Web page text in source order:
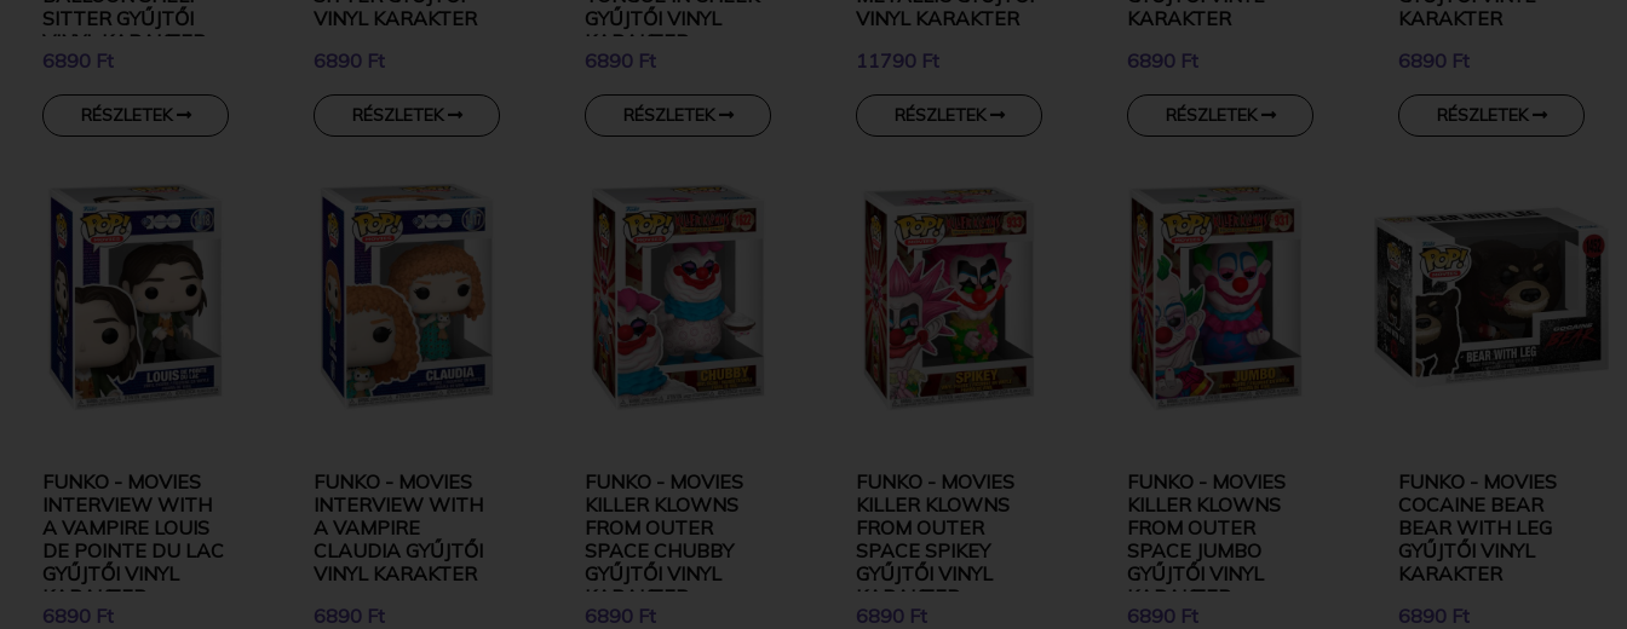
SITTER GYŰJTŐI
VINYL KARAKTER
6890 Ft
RÉSZLETEK
VINYL KARAKTER
6890 Ft
RÉSZLETEK
GYŰJTŐI VINYL
KARAKTER
6890 Ft
RÉSZLETEK
VINYL KARAKTER
11790 Ft
RÉSZLETEK
KARAKTER
6890 Ft
RÉSZLETEK
KARAKTER
6890 Ft
RÉSZLETEK
FUNKO - MOVIES
INTERVIEW WITH
A VAMPIRE LOUIS
DE POINTE DU LAC
GYŰJTŐI VINYL
KARAKTER
6890 Ft
FUNKO - MOVIES
INTERVIEW WITH
A VAMPIRE
CLAUDIA GYŰJTŐI
VINYL KARAKTER
6890 Ft
FUNKO - MOVIES
KILLER KLOWNS
FROM OUTER
SPACE CHUBBY
GYŰJTŐI VINYL
KARAKTER
6890 Ft
FUNKO - MOVIES
KILLER KLOWNS
FROM OUTER
SPACE SPIKEY
GYŰJTŐI VINYL
KARAKTER
6890 Ft
FUNKO - MOVIES
KILLER KLOWNS
FROM OUTER
SPACE JUMBO
GYŰJTŐI VINYL
KARAKTER
6890 Ft
FUNKO - MOVIES
COCAINE BEAR
BEAR WITH LEG
GYŰJTŐI VINYL
KARAKTER
6890 Ft